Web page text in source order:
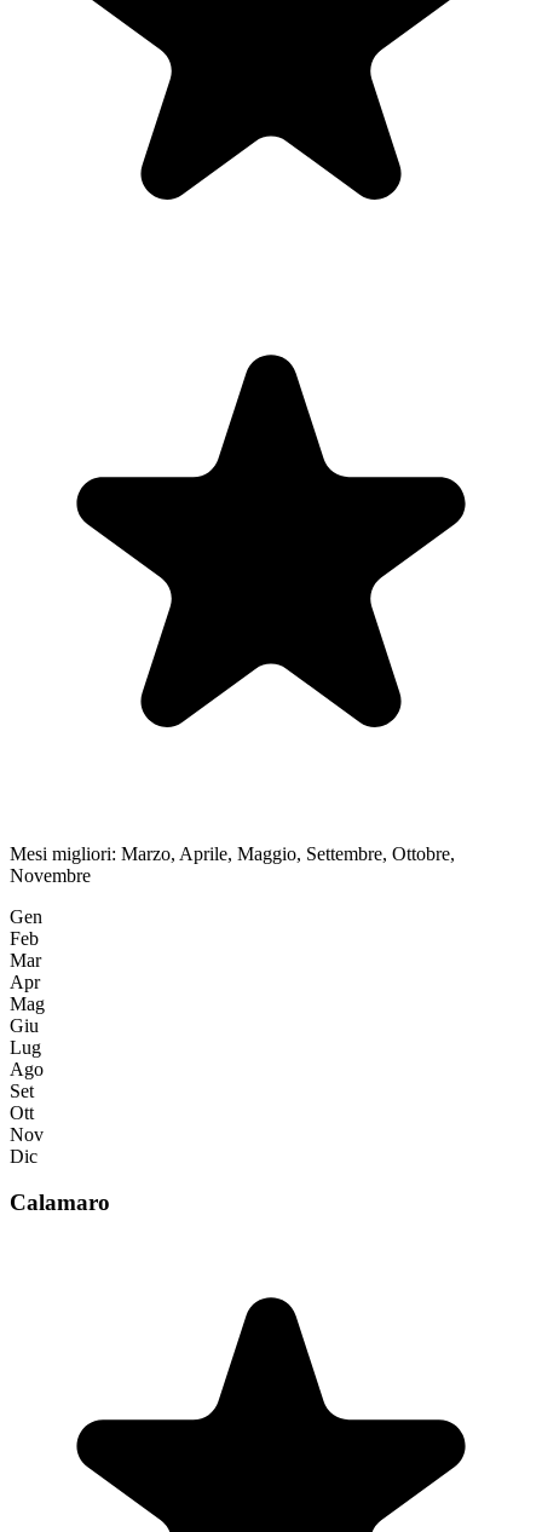
Mesi migliori: Marzo, Aprile, Maggio, Settembre, Ottobre,
Novembre
Gen
Feb
Mar
Apr
Mag
Giu
Lug
Ago
Set
Ott
Nov
Dic
Calamaro